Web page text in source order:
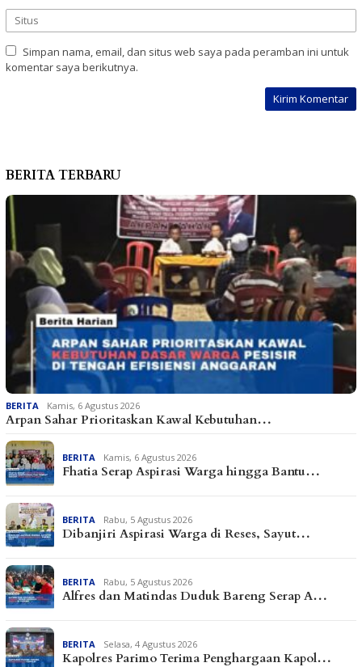
Simpan nama, email, dan situs web saya pada peramban ini untuk
komentar saya berikutnya.
BERITA TERBARU
BERITA Kamis, 6 Agustus 2026
Arpan Sahar Prioritaskan Kawal Kebutuhan…
BERITA Kamis, 6 Agustus 2026
Fhatia Serap Aspirasi Warga hingga Bantu…
BERITA Rabu, 5 Agustus 2026
Dibanjiri Aspirasi Warga di Reses, Sayut…
BERITA Rabu, 5 Agustus 2026
Alfres dan Matindas Duduk Bareng Serap A…
BERITA Selasa, 4 Agustus 2026
Kapolres Parimo Terima Penghargaan Kapol…